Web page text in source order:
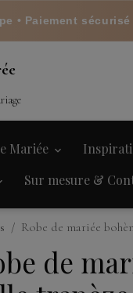
• Paiement
Mariée
Sur mesure &
Robe de mariée
de